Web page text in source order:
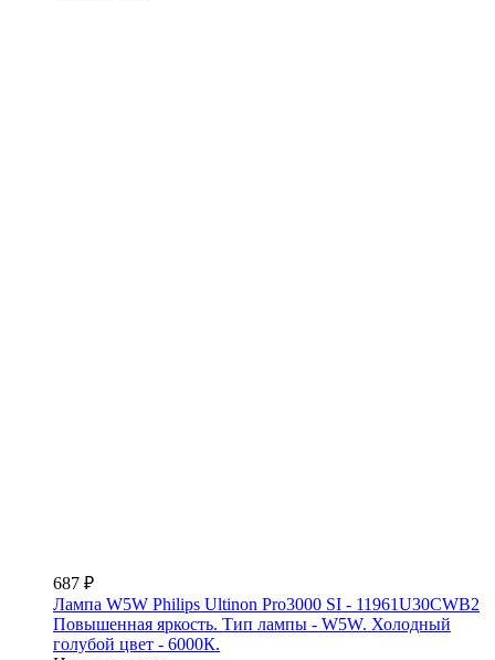
687 ₽
Лампа W5W Philips Ultinon Pro3000 SI - 11961U30CWB2
Повышенная яркость. Тип лампы - W5W. Холодный
голубой цвет - 6000К.